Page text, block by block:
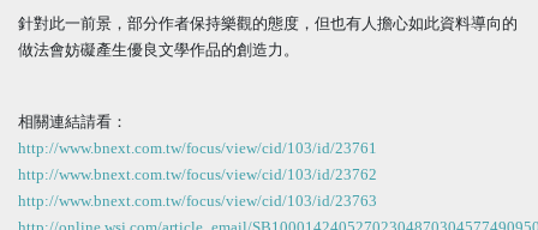
針對此一前景，部分作者保持樂觀的態度，但也有人擔心如此資料導向的
做法會妨礙產生優良文學作品的創造力。
相關連結請看：
http://www.bnext.com.tw/focus/view/cid/103/id/23761
http://www.bnext.com.tw/focus/view/cid/103/id/23762
http://www.bnext.com.tw/focus/view/cid/103/id/23763